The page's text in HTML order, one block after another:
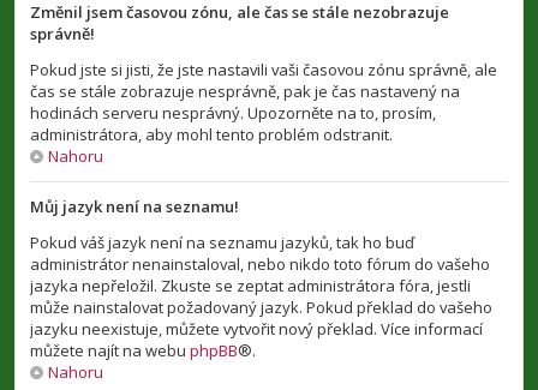
Změnil jsem časovou zónu, ale čas se stále nezobrazuje
správně!
Pokud jste si jisti, že jste nastavili vaši časovou zónu správně, ale
čas se stále zobrazuje nesprávně, pak je čas nastavený na
hodinách serveru nesprávný. Upozorněte na to, prosím,
administrátora, aby mohl tento problém odstranit.
Nahoru
Můj jazyk není na seznamu!
Pokud váš jazyk není na seznamu jazyků, tak ho buď
administrátor nenainstaloval, nebo nikdo toto fórum do vašeho
jazyka nepřeložil. Zkuste se zeptat administrátora fóra, jestli
může nainstalovat požadovaný jazyk. Pokud překlad do vašeho
jazyku neexistuje, můžete vytvořit nový překlad. Více informací
můžete najít na webu phpBB®.
Nahoru